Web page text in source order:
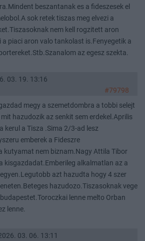
beszantanak es a fideszesek el
sok retek tiszas meg elvezi a
nem kell rogzitett aron
piaci aron valo tankolast is.Fenyegetik a
az egesz szekta.
03. 19. 13:16
#79798
megy a szemetdombra a tobbi selejt
hazudozik az senkit sem erdekel.Aprilis
kerul a Tisza .Sima 2/3-ad lesz
emberek a Fideszre
kutyamat nem biznam.Nagy Attila Tibor
kisgazdadat.Emberileg alkalmatlan az a
azt hazudta hogy 4 szer
hazudozo.Tiszasoknak vege
lenne melto Orban
lenne.
03. 06. 13:11